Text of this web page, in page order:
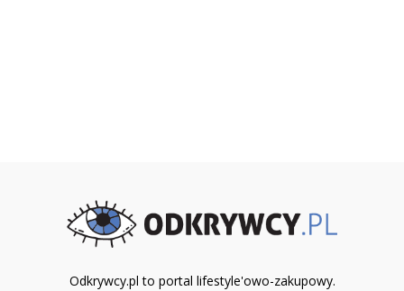
Odkrywcy.pl to portal lifestyle'owo-zakupowy.